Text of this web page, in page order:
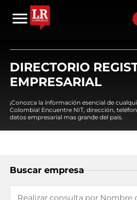
DIRECTORIO
EMPRESARIAL
¡Conozca la información esencial de
Colombia! Encuentre NIT, dirección,
datos empresarial mas grande del país.
Buscar empresa